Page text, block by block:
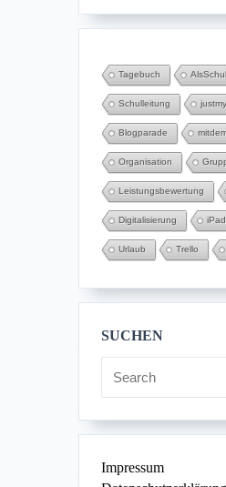
Tagebuch
Schulleitung
Blogparade
Organisation
Leistungsbewertung
Digitalisierung iPad
Urlaub Trello
SUCHEN
Search
for:
Impres­sum